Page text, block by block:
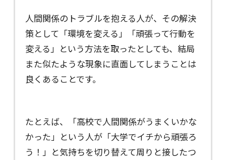
人間関係のトラブルを抱える人が、その解決
策として「環境を変える」「頑張って行動を
変える」という方法を取ったとしても、結局
また似たような現象に直面してしまうことは
良くあることです。
たとえば、「高校で人間関係がうまくいかな
かった」という人が「大学でイチから頑張ろ
う！」と気持ちを切り替えて周りと接したつ